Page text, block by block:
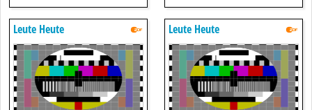
Leute Heute Leute Heute